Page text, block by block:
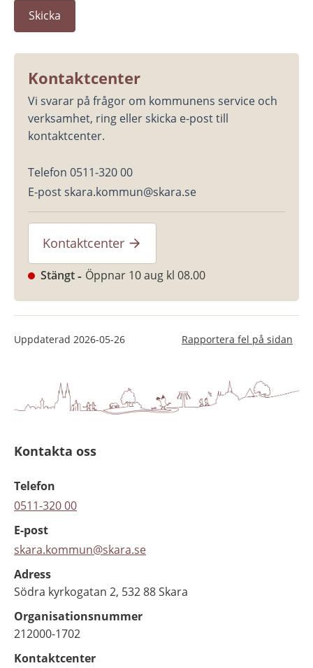
Kontaktcenter
Vi svarar på frågor om kommunens service och
verksamhet, ring eller skicka e-post till
kontaktcenter.
Telefon 0511-320 00
E-post skara.kommun@skara.se
Kontaktcenter
Stängt Öppnar 10 aug kl 08.00
Uppdaterad 2026-05-26 Rapportera fel på sidan
Kontakta oss
Telefon
0511-320 00
E-post
skara.kommun@skara.se
Adress
Södra kyrkogatan 2, 532 88 Skara
Organisationsnummer
212000-1702
Kontaktcenter